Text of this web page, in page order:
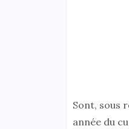
Sont, sous
année du